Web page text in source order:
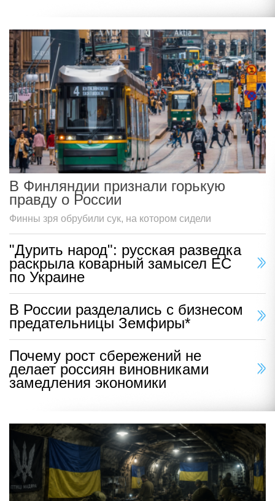
В Финляндии признали горькую
правду о России
Финны зря обрубили сук, на котором сидели
"Дурить народ": русская разведка
раскрыла коварный замысел ЕС
по Украине
В России разделались с бизнесом
предательницы Земфиры*
Почему рост сбережений не
делает россиян виновниками
замедления экономики